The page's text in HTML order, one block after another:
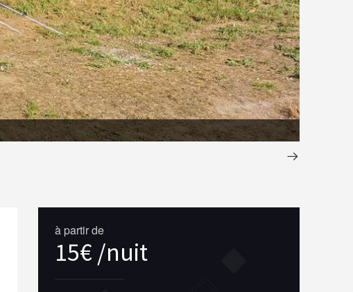
à partir de
15€ /nuit